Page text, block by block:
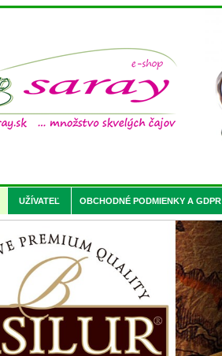
UŽÍVATEĽ OBCHODNÉ PODMIENKY A GDPR